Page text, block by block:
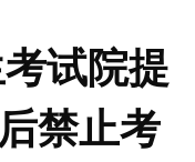
试院提
禁止考